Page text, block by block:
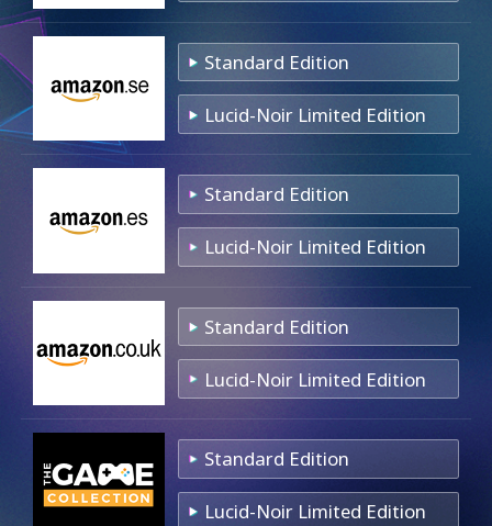
Standard Edition
Lucid-Noir Limited Edition
Standard Edition
Lucid-Noir Limited Edition
Standard Edition
Lucid-Noir Limited Edition
Standard Edition
Lucid-Noir Limited Edition